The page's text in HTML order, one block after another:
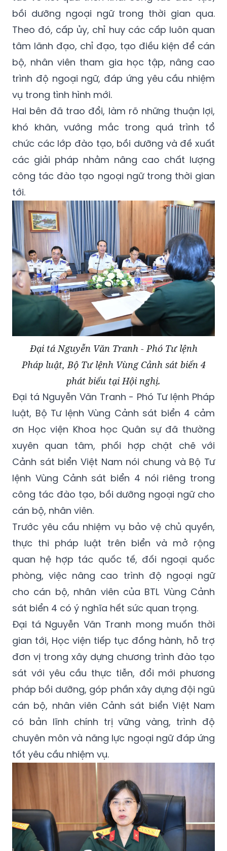
bồi dưỡng ngoại ngữ trong thời gian qua.
Theo đó, cấp ủy, chỉ huy các cấp luôn quan
tâm lãnh đạo, chỉ đạo, tạo điều kiện để cán
bộ, nhân viên tham gia học tập, nâng cao
trình độ ngoại ngữ, đáp ứng yêu cầu nhiệm
vụ trong tình hình mới.
Hai bên đã trao đổi, làm rõ những thuận lợi,
khó khăn, vướng mắc trong quá trình tổ
chức các lớp đào tạo, bồi dưỡng và đề xuất
các giải pháp nhằm nâng cao chất lượng
công tác đào tạo ngoại ngữ trong thời gian
tới.
Đại tá Nguyễn Văn Tranh - Phó Tư lệnh
Pháp luật, Bộ Tư lệnh Vùng Cảnh sát biển 4
phát biểu tại Hội nghị.
Đại tá Nguyễn Văn Tranh - Phó Tư lệnh Pháp
luật, Bộ Tư lệnh Vùng Cảnh sát biển 4 cảm
ơn Học viện Khoa học Quân sự đã thường
xuyên quan tâm, phối hợp chặt chẽ với
Cảnh sát biển Việt Nam nói chung và Bộ Tư
lệnh Vùng Cảnh sát biển 4 nói riêng trong
công tác đào tạo, bồi dưỡng ngoại ngữ cho
cán bộ, nhân viên.
Trước yêu cầu nhiệm vụ bảo vệ chủ quyền,
thực thi pháp luật trên biển và mở rộng
quan hệ hợp tác quốc tế, đối ngoại quốc
phòng, việc nâng cao trình độ ngoại ngữ
cho cán bộ, nhân viên của BTL Vùng Cảnh
sát biển 4 có ý nghĩa hết sức quan trọng.
Đại tá Nguyễn Văn Tranh mong muốn thời
gian tới, Học viện tiếp tục đồng hành, hỗ trợ
đơn vị trong xây dựng chương trình đào tạo
sát với yêu cầu thực tiễn, đổi mới phương
pháp bồi dưỡng, góp phần xây dựng đội ngũ
cán bộ, nhân viên Cảnh sát biển Việt Nam
có bản lĩnh chính trị vững vàng, trình độ
chuyên môn và năng lực ngoại ngữ đáp ứng
tốt yêu cầu nhiệm vụ.